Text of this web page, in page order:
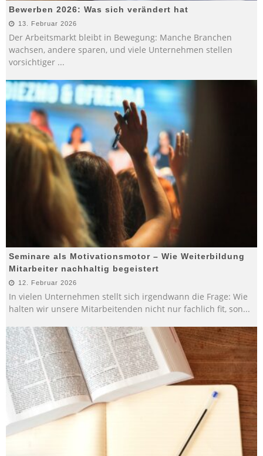
Bewerben 2026: Was sich verändert hat
13. Februar 2026
Der Arbeitsmarkt bleibt in Bewegung: Manche Branchen
wachsen, andere sparen, und viele Unternehmen stellen
vorsichtiger ...
Seminare als Motivationsmotor – Wie Weiterbildung
Mitarbeiter nachhaltig begeistert
12. Februar 2026
In vielen Unternehmen stellt sich irgendwann die Frage: Wie
halten wir unsere Mitarbeitenden nicht nur fachlich fit, son...